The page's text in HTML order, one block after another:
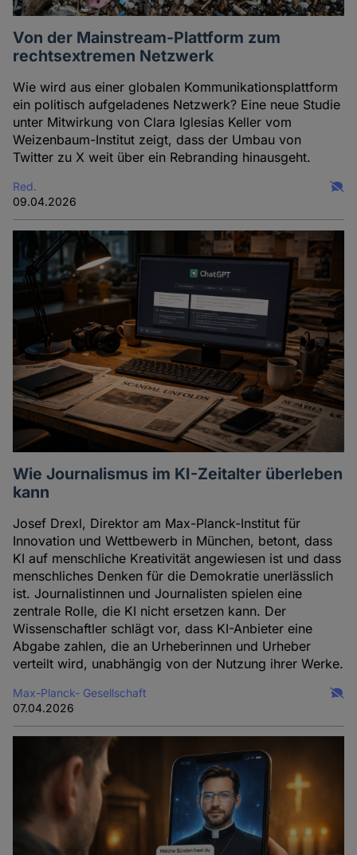
Von der Mainstream-Plattform zum
rechtsextremen Netzwerk
Wie wird aus einer globalen Kommunikationsplattform
ein politisch aufgeladenes Netzwerk? Eine neue Studie
unter Mitwirkung von Clara Iglesias Keller vom
Weizenbaum-Institut zeigt, dass der Umbau von
Twitter zu X weit über ein Rebranding hinausgeht.
Red.
09.04.2026
Wie Journalismus im KI-Zeitalter überleben
kann
Josef Drexl, Direktor am Max-Planck-Institut für
Innovation und Wettbewerb in München, betont, dass
KI auf menschliche Kreativität angewiesen ist und dass
menschliches Denken für die Demokratie unerlässlich
ist. Journalistinnen und Journalisten spielen eine
zentrale Rolle, die KI nicht ersetzen kann. Der
Wissenschaftler schlägt vor, dass KI-Anbieter eine
Abgabe zahlen, die an Urheberinnen und Urheber
verteilt wird, unabhängig von der Nutzung ihrer Werke.
Max-Planck- Gesellschaft
07.04.2026